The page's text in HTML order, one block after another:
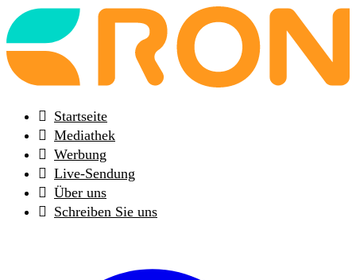
Back
to
frontpage
Startseite
Mediathek
Werbung
Live-Sendung
Über uns
Schreiben Sie uns